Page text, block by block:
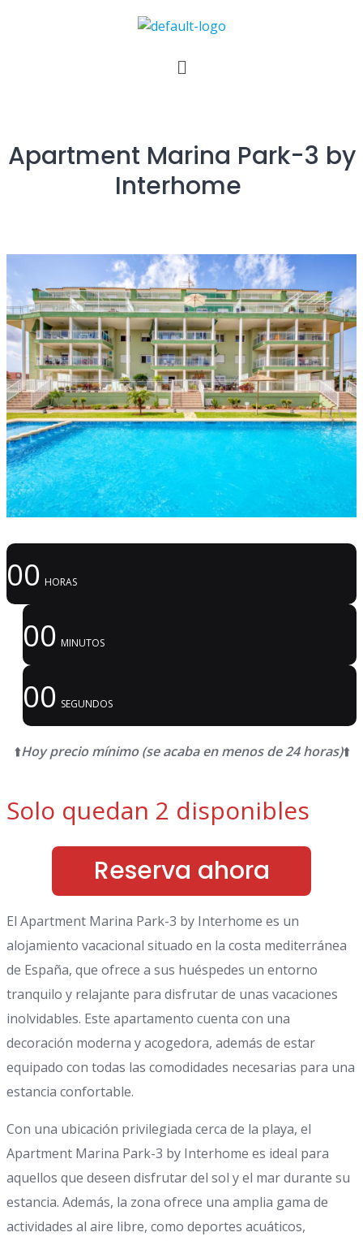
Apartment Marina Park-3 by
Interhome
00 HORAS
00 MINUTOS
00 SEGUNDOS
⬆️Hoy precio mínimo (se acaba en menos de 24 horas)⬆️
Solo quedan 2 disponibles
Reserva ahora
El Apartment Marina Park-3 by Interhome es un
alojamiento vacacional situado en la costa mediterránea
de España, que ofrece a sus huéspedes un entorno
tranquilo y relajante para disfrutar de unas vacaciones
inolvidables. Este apartamento cuenta con una
decoración moderna y acogedora, además de estar
equipado con todas las comodidades necesarias para una
estancia confortable.
Con una ubicación privilegiada cerca de la playa, el
Apartment Marina Park-3 by Interhome es ideal para
aquellos que deseen disfrutar del sol y el mar durante su
estancia. Además, la zona ofrece una amplia gama de
actividades al aire libre, como deportes acuáticos,